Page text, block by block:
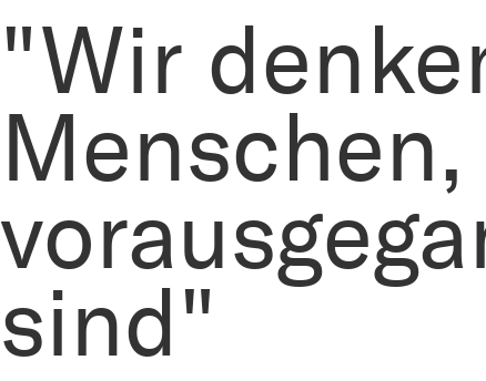
"Wir
sind"